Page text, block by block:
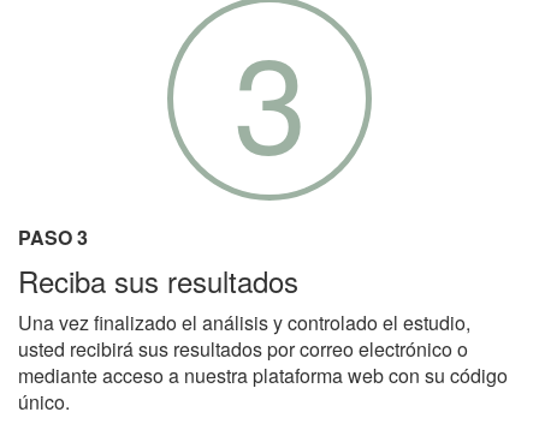
3
PASO 3
Reciba sus resultados
Una vez finalizado el análisis y controlado el estudio,
usted recibirá sus resultados por correo electrónico o
mediante acceso a nuestra plataforma web con su código
único.